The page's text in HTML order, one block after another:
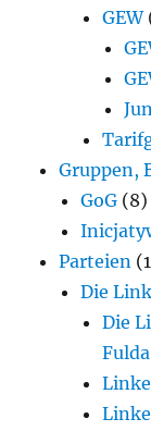
GEW
Gruppen,
GoG (8)
Parteien
Die
Die
Fulda